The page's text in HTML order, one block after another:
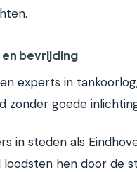
bevrijding
experts in
zonder goede
in steden als
loodsten hen door de